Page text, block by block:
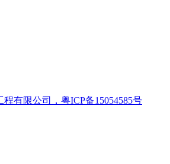
有限公司，粤ICP备15054585号